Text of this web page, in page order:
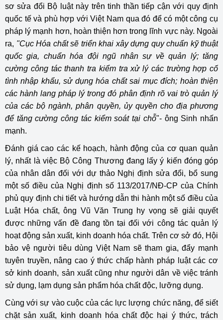
sơ sửa đổi Bộ luật này trên tinh thần tiếp cận với quy định
quốc tế và phù hợp với Việt Nam qua đó để có một công cụ
pháp lý mạnh hơn, hoàn thiện hơn trong lĩnh vực này. Ngoài
ra, "Cục Hóa chất sẽ triển khai xây dựng quy chuẩn kỹ thuật
quốc gia, chuẩn hóa đội ngũ nhân sự về quản lý; tăng
cường công tác thanh tra kiểm tra xử lý các trường hợp cố
tình nhập khẩu, sử dụng hóa chất sai mục đích; hoàn thiện
các hành lang pháp lý trong đó phân định rõ vai trò quản lý
của các bộ ngành, phân quyền, ủy quyền cho địa phương
để tăng cường công tác kiểm soát tại chỗ"- ông Sinh nhấn
mạnh.
Đánh giá cao các kế hoạch, hành động của cơ quan quản
lý, nhất là việc Bộ Công Thương đang lấy ý kiến đóng góp
của nhân dân đối với dự thảo Nghị định sửa đổi, bổ sung
một số điều của Nghị định số 113/2017/NĐ-CP của Chính
phủ quy định chi tiết và hướng dẫn thi hành một số điều của
Luật Hóa chất, ông Vũ Văn Trung hy vọng sẽ giải quyết
được những vấn đề đang tồn tại đối với công tác quản lý
hoạt động sản xuất, kinh doanh hóa chất. Trên cơ sở đó, Hội
bảo vệ người tiêu dùng Việt Nam sẽ tham gia, đẩy mạnh
tuyên truyền, nâng cao ý thức chấp hành pháp luật các cơ
sở kinh doanh, sản xuất cũng như người dân về việc tránh
sử dụng, lạm dụng sản phẩm hóa chất độc, lưỡng dụng.
Cùng với sự vào cuộc của các lực lượng chức năng, để siết
chặt sản xuất, kinh doanh hóa chất độc hại ý thức, trách